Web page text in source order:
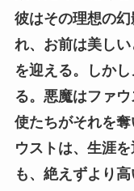
彼はその理想の
れ、お前は美し
を迎える。しか
る。悪魔はファ
使たちがそれを
ウストは、生涯
も、絶えずより